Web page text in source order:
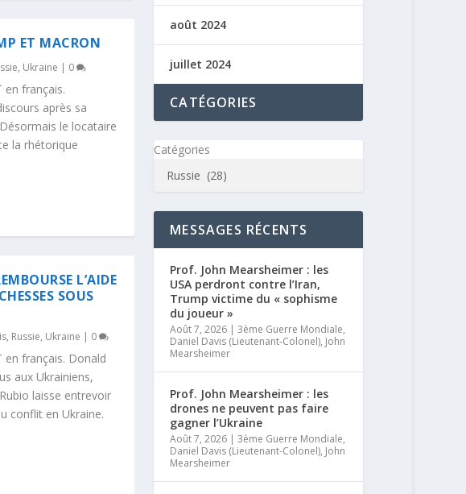
ET MACRON
, Ukraine | 0
en français.
après sa
le locataire
la rhétorique
L’AIDE
SOUS
, Russie, Ukraine | 0
en français. Donald
aux Ukrainiens,
laisse entrevoir
conflit en Ukraine.
août 2024
juillet 2024
CATÉGORIES
Catégories
MESSAGES RÉCENTS
Prof. John Mearsheimer : les
USA perdront contre l’Iran,
Trump victime du « sophisme
du joueur »
Août 7, 2026 |3ème Guerre Mondiale,
Daniel Davis (Lieutenant-Colonel), John
Mearsheimer
Prof. John Mearsheimer : les
drones ne peuvent pas faire
gagner l’Ukraine
Août 7, 2026 |3ème Guerre Mondiale,
Daniel Davis (Lieutenant-Colonel), John
Mearsheimer